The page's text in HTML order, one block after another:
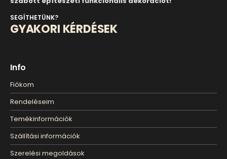
SEGÍTHETÜNK?
GYAKORI KÉRDÉSEK
Info
Fiókom
Rendeléseim
Temékinformációk
Szállítási információk
Szerelési megoldások